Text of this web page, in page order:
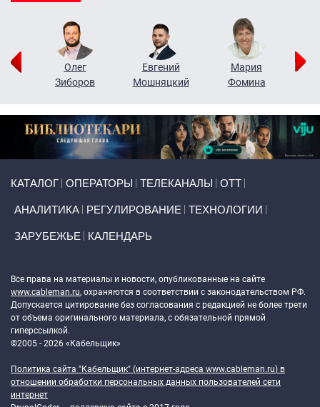
Олег
Зиборов
Евгений
Мошняцкий
Мария
Фомина
КАТАЛОГ ОПЕРАТОРЫ ТЕЛЕКАНАЛЫ ОТТ
АНАЛИТИКА РЕГУЛИРОВАНИЕ ТЕХНОЛОГИИ
ЗАРУБЕЖЬЕ КАЛЕНДАРЬ
Все права на материалы и новости, опубликованные на сайте
www.cableman.ru, охраняются в соответствии с законодательством РФ.
Допускается цитирование без согласования с редакцией не более трети
от объема оригинального материала, с обязательной прямой
гиперссылкой.
©2005 - 2026 «Кабельщик»
Политика сайта "Кабельщик" (интернет-адреса www.cableman.ru) в
отношении обработки персональных данных пользователей сети
интернет